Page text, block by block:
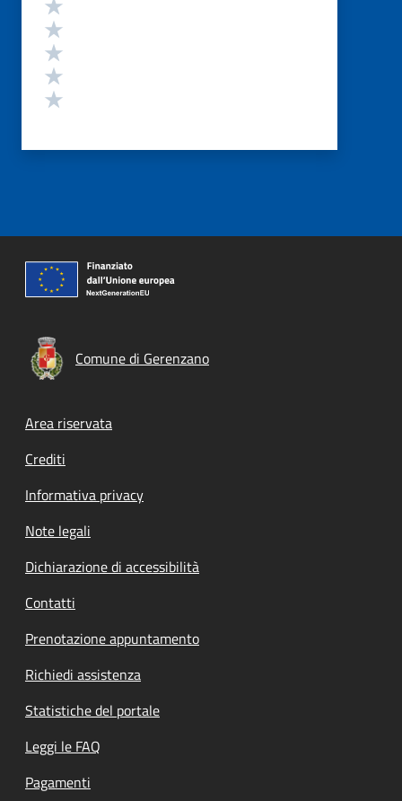
Comune di Gerenzano
Footer menu
Area riservata
Crediti
Informativa privacy
Note legali
Dichiarazione di accessibilità
Contatti
Prenotazione appuntamento
Richiedi assistenza
Statistiche del portale
Leggi le FAQ
Pagamenti